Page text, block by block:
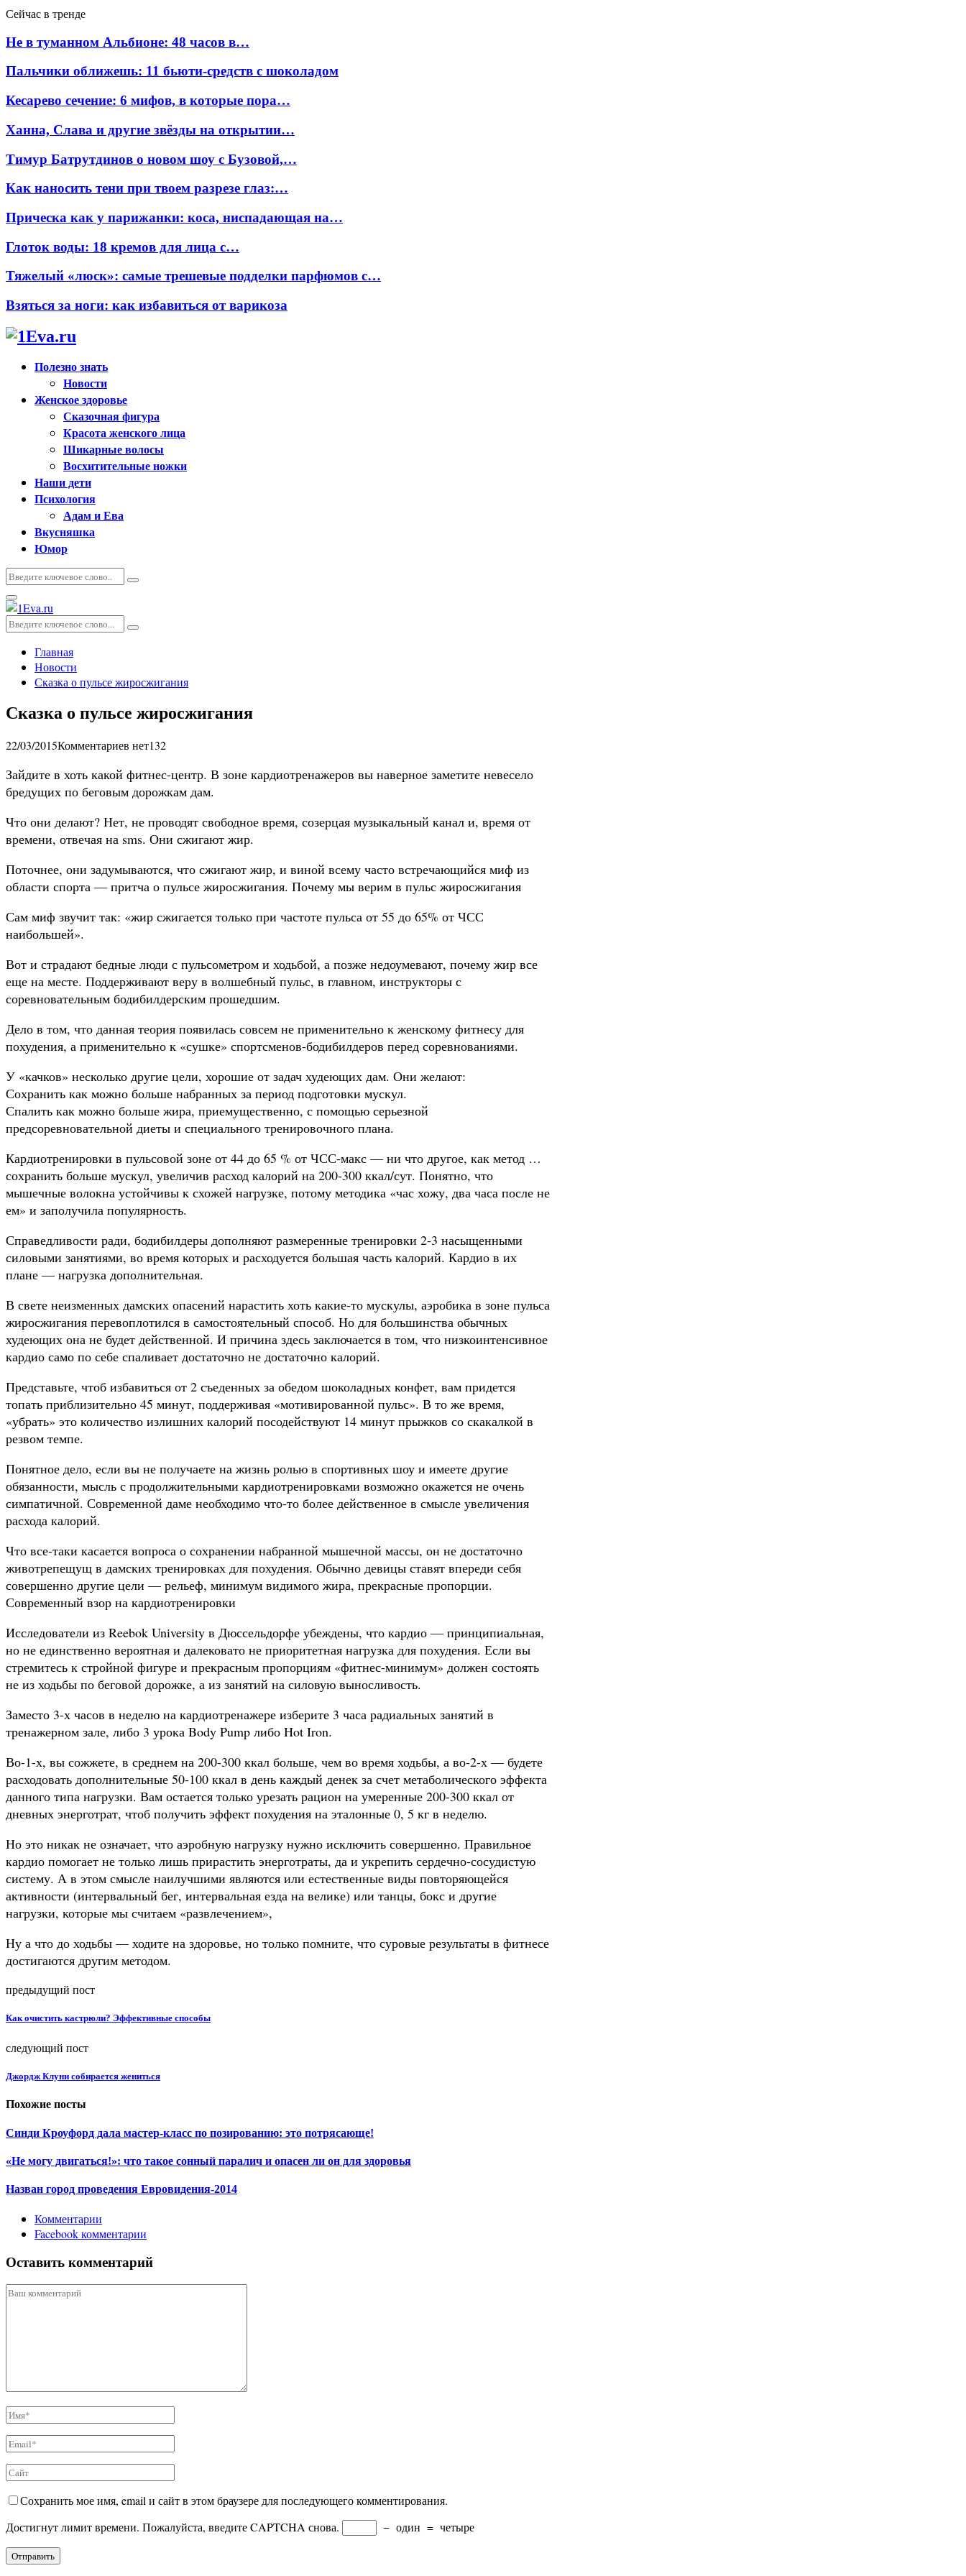
Сейчас в тренде
Не в туманном Альбионе: 48 часов в…
Пальчики оближешь: 11 бьюти-средств с шоколадом
Кесарево сечение: 6 мифов, в которые пора…
Ханна, Слава и другие звёзды на открытии…
Тимур Батрутдинов о новом шоу с Бузовой,…
Как наносить тени при твоем разрезе глаз:…
Прическа как у парижанки: коса, ниспадающая на…
Глоток воды: 18 кремов для лица с…
Тяжелый «люск»: самые трешевые подделки парфюмов с…
Взяться за ноги: как избавиться от варикоза
Полезно знать
Новости
Женское здоровье
Сказочная фигура
Красота женского лица
Шикарные волосы
Восхитительные ножки
Наши дети
Психология
Адам и Ева
Вкусняшка
Юмор
Искать:
Поиск
Основное
меню
Искать:
Поиск
Главная
Новости
Сказка о пульсе жиросжигания
Сказка о пульсе жиросжигания
22/03/2015Комментариев нет132
Зайдите в хоть какой фитнес-центр. В зоне кардиотренажеров вы наверное заметите невесело
бредущих по беговым дорожкам дам.
Что они делают? Нет, не проводят свободное время, созерцая музыкальный канал и, время от
времени, отвечая на sms. Они сжигают жир.
Поточнее, они задумываются, что сжигают жир, и виной всему часто встречающийся миф из
области спорта — притча о пульсе жиросжигания. Почему мы верим в пульс жиросжигания
Сам миф звучит так: «жир сжигается только при частоте пульса от 55 до 65% от ЧСС
наибольшей».
Вот и страдают бедные люди с пульсометром и ходьбой, а позже недоумевают, почему жир все
еще на месте. Поддерживают веру в волшебный пульс, в главном, инструкторы с
соревновательным бодибилдерским прошедшим.
Дело в том, что данная теория появилась совсем не применительно к женскому фитнесу для
похудения, а применительно к «сушке» спортсменов-бодибилдеров перед соревнованиями.
У «качков» несколько другие цели, хорошие от задач худеющих дам. Они желают:
Сохранить как можно больше набранных за период подготовки мускул.
Спалить как можно больше жира, приемущественно, с помощью серьезной
предсоревновательной диеты и специального тренировочного плана.
Кардиотренировки в пульсовой зоне от 44 до 65 % от ЧСС-макс — ни что другое, как метод …
сохранить больше мускул, увеличив расход калорий на 200-300 ккал/сут. Понятно, что
мышечные волокна устойчивы к схожей нагрузке, потому методика «час хожу, два часа после не
ем» и заполучила популярность.
Справедливости ради, бодибилдеры дополняют размеренные тренировки 2-3 насыщенными
силовыми занятиями, во время которых и расходуется большая часть калорий. Кардио в их
плане — нагрузка дополнительная.
В свете неизменных дамских опасений нарастить хоть какие-то мускулы, аэробика в зоне пульса
жиросжигания перевоплотился в самостоятельный способ. Но для большинства обычных
худеющих она не будет действенной. И причина здесь заключается в том, что низкоинтенсивное
кардио само по себе спаливает достаточно не достаточно калорий.
Представьте, чтоб избавиться от 2 съеденных за обедом шоколадных конфет, вам придется
топать приблизительно 45 минут, поддерживая «мотивированной пульс». В то же время,
«убрать» это количество излишних калорий посодействуют 14 минут прыжков со скакалкой в
резвом темпе.
Понятное дело, если вы не получаете на жизнь ролью в спортивных шоу и имеете другие
обязанности, мысль с продолжительными кардиотренировками возможно окажется не очень
симпатичной. Современной даме необходимо что-то более действенное в смысле увеличения
расхода калорий.
Что все-таки касается вопроса о сохранении набранной мышечной массы, он не достаточно
животрепещущ в дамских тренировках для похудения. Обычно девицы ставят впереди себя
совершенно другие цели — рельеф, минимум видимого жира, прекрасные пропорции.
Современный взор на кардиотренировки
Исследователи из Reebok University в Дюссельдорфе убеждены, что кардио — принципиальная,
но не единственно вероятная и далековато не приоритетная нагрузка для похудения. Если вы
стремитесь к стройной фигуре и прекрасным пропорциям «фитнес-минимум» должен состоять
не из ходьбы по беговой дорожке, а из занятий на силовую выносливость.
Заместо 3-х часов в неделю на кардиотренажере изберите 3 часа радиальных занятий в
тренажерном зале, либо 3 урока Body Pump либо Hot Iron.
Во-1-х, вы сожжете, в среднем на 200-300 ккал больше, чем во время ходьбы, а во-2-х — будете
расходовать дополнительные 50-100 ккал в день каждый денек за счет метаболического эффекта
данного типа нагрузки. Вам остается только урезать рацион на умеренные 200-300 ккал от
дневных энерготрат, чтоб получить эффект похудения на эталонные 0, 5 кг в неделю.
Но это никак не означает, что аэробную нагрузку нужно исключить совершенно. Правильное
кардио помогает не только лишь прирастить энерготраты, да и укрепить сердечно-сосудистую
систему. А в этом смысле наилучшими являются или естественные виды повторяющейся
активности (интервальный бег, интервальная езда на велике) или танцы, бокс и другие
нагрузки, которые мы считаем «развлечением»,
Ну а что до ходьбы — ходите на здоровье, но только помните, что суровые результаты в фитнесе
достигаются другим методом.
предыдущий пост
Как очистить кастрюли? Эффективные способы
следующий пост
Джордж Клуни собирается жениться
Похожие посты
Синди Кроуфорд дала мастер-класс по позированию: это потрясающе!
«Не могу двигаться!»: что такое сонный паралич и опасен ли он для здоровья
Назван город проведения Евровидения-2014
Комментарии
Facebook комментарии
Оставить комментарий
Сохранить мое имя, email и сайт в этом браузере для последующего комментирования.
Достигнут лимит времени. Пожалуйста, введите CAPTCHA снова.
− один = четыре